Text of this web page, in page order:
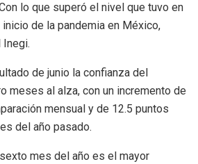
lo que superó el nivel que tuvo en
de la pandemia en México,
de junio la confianza del
meses al alza, con un incremento de
mensual y de 12.5 puntos
del año pasado.
mes del año es el mayor